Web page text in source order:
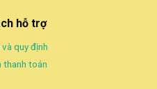
hỗ trợ
quy định
thanh toán